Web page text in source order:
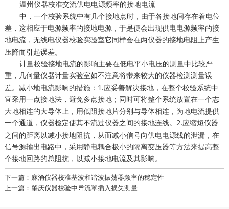
温州仪器校准交流供电电源频率的接地电流
中，一个校验系统中有几个接地点时，由于各接地间存在着电位
差，这相应于电源频率的接地电源，于是便会出现供电电源频率的接
地电流， 无线电仪器校验实验室它同样会在两仪器的接地电阻上产生
压降而引起误差。
计量校验接地电流的影响主要在低电平小电压的测量中比较严
重， 几何量仪器计量实验室如不注意将带来较大的仪器检测测量误
差。减小地电流影响的措施：1.应妥善解决接地，在整个校验系统中
宜采用一点接地法，避免多点接地；同时可将整个系统放置在一个志
大地相连的大导体上，用低阻接地片分别与导体相连，为地电流提供
一个通道， 仪器检定使其不流过仪器之间的接地连线。2.应缩短仪器
之间的距离以减小接地阻抗，从而减小信号向供电电源线的泄漏，在
信号源输出电路中，采用静电耦合极小的隔离变压器等方法来提高整
个接地回路的总阻抗，以减小接地电流及其影响。
下一篇：麻涌仪器校准基波和谐波振荡器频率的稳定性
上一篇：肇庆仪器校验中导流罩插入损失测量